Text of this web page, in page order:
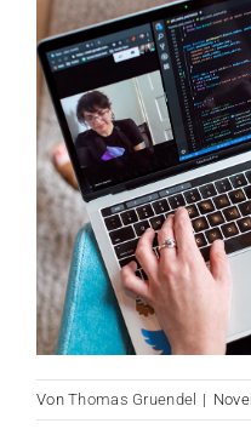
VonThomas Gruendel |